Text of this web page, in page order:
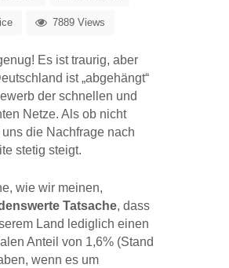
7889 Views
Es ist traurig, aber
ist „abgehängt“
der schnellen und
Netze. Als ob nicht
die Nachfrage nach
stetig steigt.
wie wir meinen,
Tatsache, dass
Land lediglich einen
Anteil von 1,6% (Stand
wenn es um